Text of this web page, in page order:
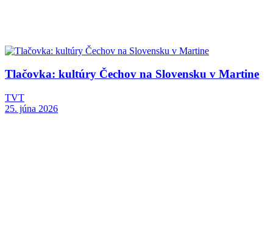
Tlačovka: kultúry Čechov na Slovensku v Martine
TVT
25. júna 2026